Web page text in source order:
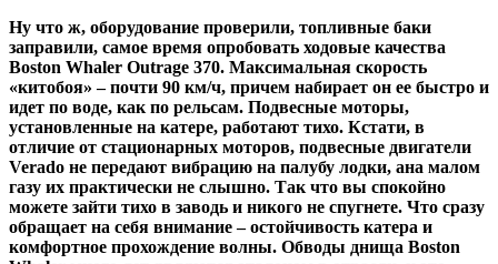
Ну что ж, оборудование проверили, топливные баки
заправили, самое время опробовать ходовые качества
Boston Whaler Outrage 370. Максимальная скорость
«китобоя» – почти 90 км/ч, причем набирает он ее быстро и
идет по воде, как по рельсам. Подвесные моторы,
установленные на катере, работают тихо. Кстати, в
отличие от стационарных моторов, подвесные двигатели
Verado не передают вибрацию на палубу лодки, ана малом
газу их практически не слышно. Так что вы спокойно
можете зайти тихо в заводь и никого не спугнете. Что сразу
обращает на себя внимание – остойчивость катера и
комфортное прохождение волны. Обводы днища Boston